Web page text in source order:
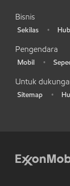
Bisnis
Sekilas •
Pengendara
Mobil •
Untuk
Sitemap •